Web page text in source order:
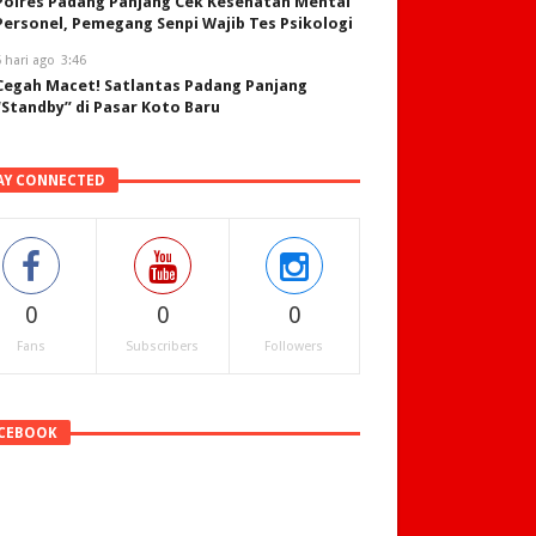
Pemegang Senpi Wajib Tes Psikologi
hari ago 3:46
Macet! Satlantas Padang Panjang
di Pasar Koto Baru
CONNECTED
0
Fans
0
Subscribers
0
Followers